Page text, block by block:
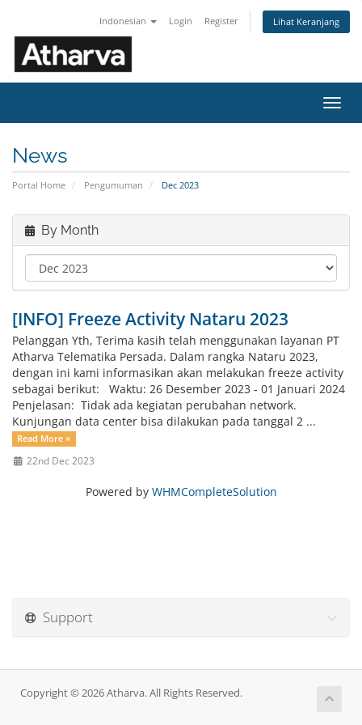
Indonesian Login Register Lihat Keranjang
News
Portal Home Pengumuman Dec 2023
By Month
[INFO] Freeze Activity Nataru 2023
Pelanggan Yth, Terima kasih telah menggunakan layanan PT
Atharva Telematika Persada. Dalam rangka Nataru 2023,
dengan ini kami informasikan akan melakukan freeze activity
sebagai berikut: Waktu: 26 Desember 2023 - 01 Januari 2024
Penjelasan: Tidak ada kegiatan perubahan network.
Kunjungan data center bisa dilakukan pada tanggal 2 ...
Read More »
22nd Dec 2023
Powered by WHMCompleteSolution
Support
Copyright © 2026 Atharva. All Rights Reserved.